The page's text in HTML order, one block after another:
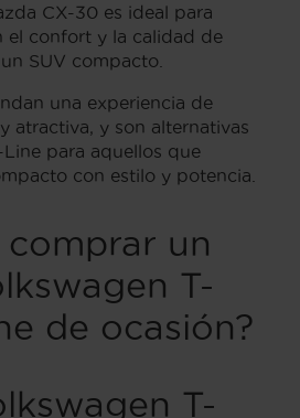
CX-30 es ideal para
el confort y la calidad de
SUV compacto.
una experiencia de
atractiva, y son alternativas
para aquellos que
con estilo y potencia.
comprar un
T-
de ocasión?
T-